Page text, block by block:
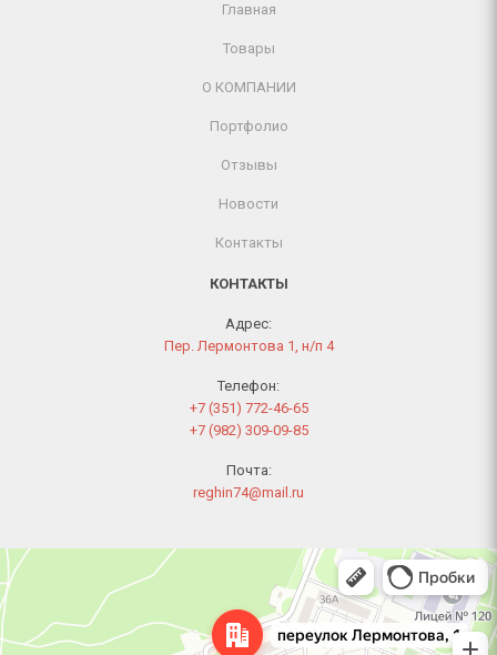
Главная
Товары
О КОМПАНИИ
Портфолио
Отзывы
Новости
Контакты
КОНТАКТЫ
Адрес:
Пер. Лермонтова 1, н/п 4
Телефон:
+7 (351) 772-46-65
+7 (982) 309-09-85
Почта:
reghin74@mail.ru
Челябинск
Переулок Лермонтова, 1 — Яндекс Карты